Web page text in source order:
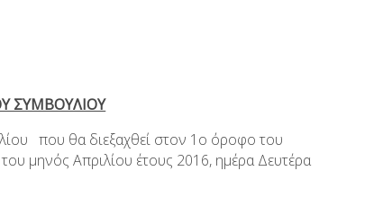
ΣΥΜΒΟΥΛΙΟΥ
που θα διεξαχθεί στον 1 ο όροφο του
μηνός Απριλίου έτους 2016, ημέρα Δευτέρα